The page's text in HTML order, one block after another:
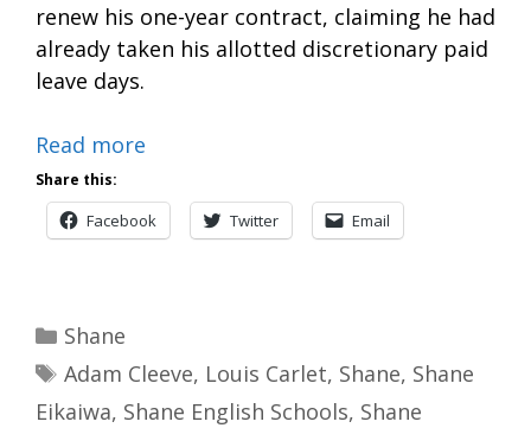
renew his one-year contract, claiming he had
already taken his allotted discretionary paid
leave days.
Read more
Share this:
Facebook Twitter Email
Categories
Shane
Tags
Adam Cleeve, Louis Carlet, Shane, Shane
Eikaiwa, Shane English Schools, Shane